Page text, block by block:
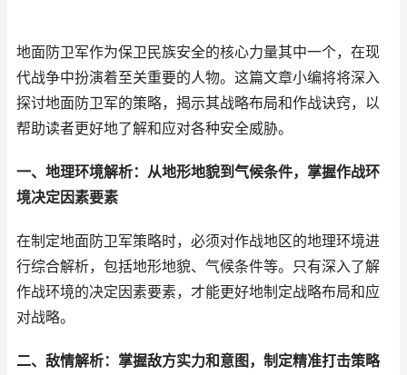
地面防卫军作为保卫民族安全的核心力量其中一个，在现
代战争中扮演着至关重要的人物。这篇文章小编将将深入
探讨地面防卫军的策略，揭示其战略布局和作战诀窍，以
帮助读者更好地了解和应对各种安全威胁。
一、地理环境解析：从地形地貌到气候条件，掌握作战环
境决定因素要素
在制定地面防卫军策略时，必须对作战地区的地理环境进
行综合解析，包括地形地貌、气候条件等。只有深入了解
作战环境的决定因素要素，才能更好地制定战略布局和应
对战略。
二、敌情解析：掌握敌方实力和意图，制定精准打击策略